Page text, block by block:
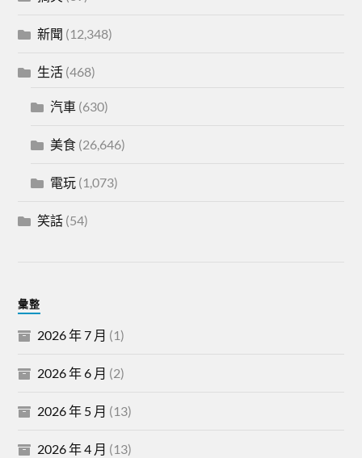
新聞 (12,348)
生活 (468)
汽車 (630)
美食 (26,646)
電玩 (1,073)
笑話 (54)
彙整
2026 年 7 月 (1)
2026 年 6 月 (2)
2026 年 5 月 (13)
2026 年 4 月 (13)